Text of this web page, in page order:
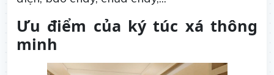
Ưu điểm của ký túc xá thông
minh